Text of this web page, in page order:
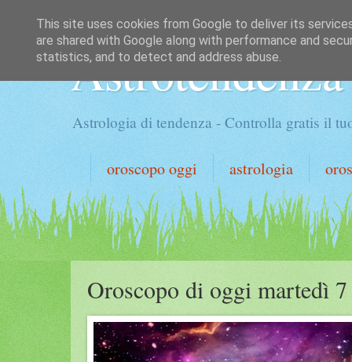
Astrotendenza
Astrologia di tendenza - Controlla gratis il
oroscopo oggi astrologia
Oroscopo di oggi martedì
This site uses cookies from Google to deliver its
are shared with Google along with performance and
statistics, and to detect and address abuse.